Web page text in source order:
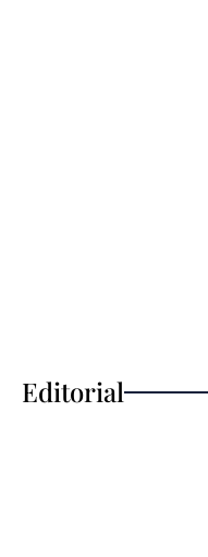
Editorial